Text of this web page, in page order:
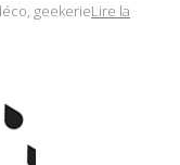
geekerieLire la